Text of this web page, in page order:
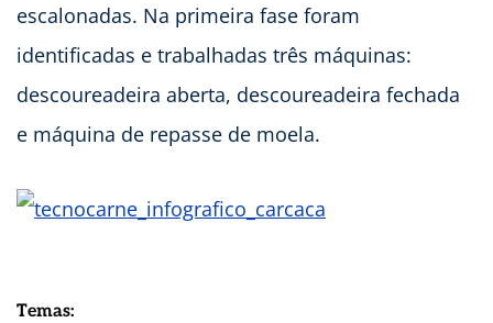
escalonadas. Na primeira fase foram
identificadas e trabalhadas três máquinas:
descoureadeira aberta, descoureadeira fechada
e máquina de repasse de moela.
Temas: